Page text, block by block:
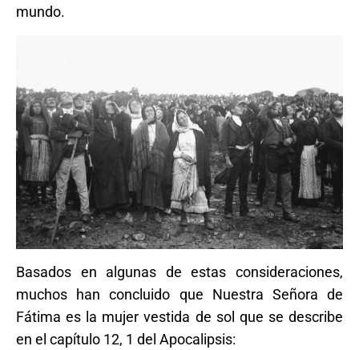
mundo.
Basados en algunas de estas consideraciones,
muchos han concluido que Nuestra Señora de
Fátima es la mujer vestida de sol que se describe
en el capítulo 12, 1 del Apocalipsis: